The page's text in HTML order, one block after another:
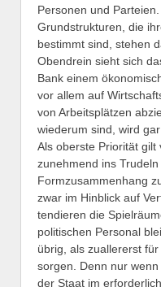
Personen und
Grundstrukturen, die
bestimmt sind, stehen
Obendrein sieht sich
Bank einem
vor allem auf
von Arbeitsplätzen
wiederum sind, wird
Als oberste Priorität gilt
zunehmend ins
Formzusammenhang
zwar im Hinblick auf
tendieren die
politischen Personal
übrig, als zuallererst
sorgen. Denn nur
der Staat im